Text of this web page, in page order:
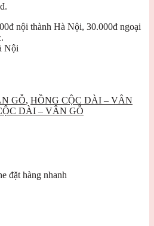
nội thành Hà Nội, 30.000đ ngoại
Nội
GỖ, HỒNG CỘC DÀI – VÂN
DÀI – VÂN GỖ
đặt hàng nhanh